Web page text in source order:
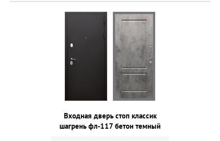
Входная дверь стоп классик
шагрень фл-117 бетон темный